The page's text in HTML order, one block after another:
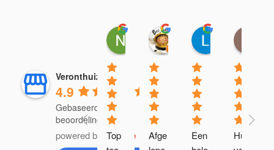
Veronthuizen.nl
4.9
Gebaseerd op 94
beoordelingen
powered by Goo e
Naoufal Ben Touhami
21:37 25 Sep 25
Top
Gusta Buijs-
05:28 08 Aug 25
Afge
Lano
10:15 19 Jul
Een
Huis